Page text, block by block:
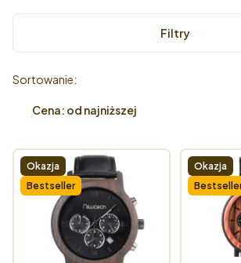
Filtry
Lista produktów
Sortowanie:
Cena: od najniższej
Okazja
Bestseller
Okazja